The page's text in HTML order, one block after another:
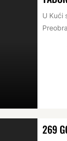
U Kući
269